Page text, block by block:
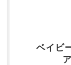
ベイビ